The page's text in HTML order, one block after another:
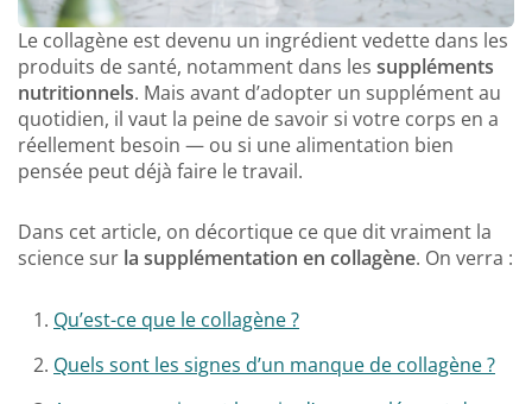
Le collagène est devenu un ingrédient vedette dans les
produits de santé, notamment dans les suppléments
nutritionnels. Mais avant d’adopter un supplément au
quotidien, il vaut la peine de savoir si votre corps en a
réellement besoin — ou si une alimentation bien
pensée peut déjà faire le travail.
Dans cet article, on décortique ce que dit vraiment la
science sur la supplémentation en collagène. On verra :
Qu’est-ce que le collagène ?
Quels sont les signes d’un manque de collagène ?